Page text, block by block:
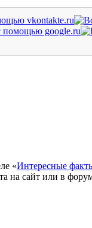
«Интересные
на сайт или в